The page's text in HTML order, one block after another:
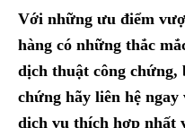
Với những ưu điểm
hàng có những thắc
dịch thuật công chứng,
chứng hãy liên hệ
dịch vụ thích hợp nhất